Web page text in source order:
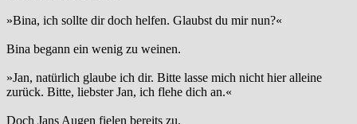
»Bina, ich sollte dir doch helfen. Glaubst du mir nun?«
Bina begann ein wenig zu weinen.
»Jan, natürlich glaube ich dir. Bitte lasse mich nicht hier alleine
zurück. Bitte, liebster Jan, ich flehe dich an.«
Doch Jans Augen fielen bereits zu.